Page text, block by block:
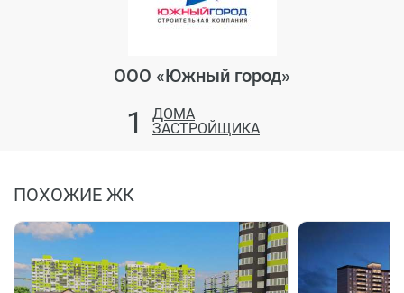
ООО «Южный город»
1
ДОМА
ЗАСТРОЙЩИКА
ПОХОЖИЕ ЖК